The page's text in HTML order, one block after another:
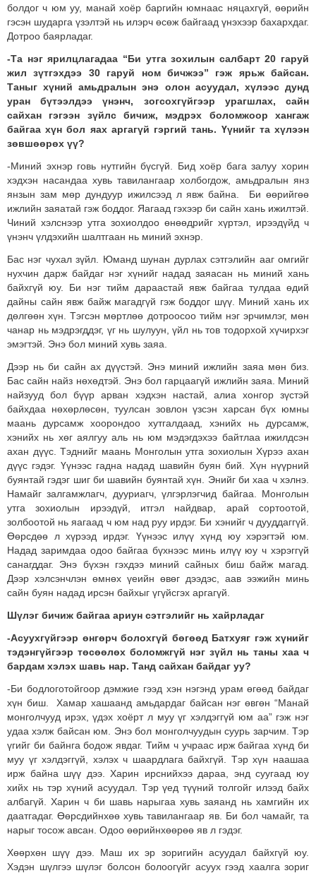
болдог ч юм уу, манай хоёр баргийн юмнаас няцахгүй, өөрийн
гэсэн шударга үзэлтэй нь илэрч өсөж байгаад үнэхээр бахархдаг.
Дотроо баярладаг.
-Та нэг ярилцлагадаа “Би утга зохилын салбарт 20 гаруй
жил зүтгэхдээ 30 гаруй ном бичжээ” гэж ярьж байсан.
Таныг хүний амьдралын энэ олон асуудал, хүлээс дунд
уран бүтээлдээ үнэнч, зогсохгүйгээр урагшлах, сайн
сайхан гэгээн зүйлс бичиж, мэдрэх боломжоор хангаж
байгаа хүн бол яах аргагүй гэргий тань. Үүнийг та хүлээн
зөвшөөрөх үү?
-Миний эхнэр говь нутгийн бүсгүй. Бид хоёр бага залуу хорин
хэдхэн насандаа хувь тавилангаар холбогдож, амьдралын янз
янзын зам мөр дундуур ижилсээд л явж байна. Би өөрийгөө
ижлийн заяатай гэж боддог. Яагаад гэхээр би сайн хань ижилтэй.
Чиний хэлснээр утга зохиолдоо өнөөдрийг хүртэл, ирээдүйд ч
үнэнч үлдэхийн шалтгаан нь миний эхнэр.
Бас нэг чухал зүйл. Юманд шунан дурлах сэтгэлийн ааг омгийг
нухчин дарж байдаг нэг хүнийг надад заяасан нь миний хань
байхгүй юу. Би нэг тийм дараастай явж байгаа тулдаа өдий
дайны сайн явж байж магадгүй гэж боддог шүү. Миний хань их
дөлгөөн хүн. Тэгсэн мөртлөө дотроосоо тийм нэг эрчимлэг, мөн
чанар нь мэдрэгддэг, үг нь шулуун, үйл нь тов тодорхой хүчирхэг
эмэгтэй. Энэ бол миний хувь заяа.
Дээр нь би сайн ах дүүстэй. Энэ миний ижлийн заяа мөн биз.
Бас сайн найз нөхөдтэй. Энэ бол гарцаагүй ижлийн заяа. Миний
найзууд бол бүүр арван хэдхэн настай, алиа хонгор зүстэй
байхдаа нөхөрлөсөн, туулсан зовлон үзсэн харсан бүх юмны
маань дурсамж хоорондоо хутгалдаад, хэнийх нь дурсамж,
хэнийх нь хөг аялгуу аль нь юм мэдэгдэхээ байтлаа ижилдсэн
ахан дүүс. Тэднийг маань Монголын утга зохиолын Хүрээ ахан
дүүс гэдэг. Үүнээс гадна надад шавийн буян бий. Хүн нүүрний
буянтай гэдэг шиг би шавийн буянтай хүн. Энийг би хаа ч хэлнэ.
Намайг залгамжлагч, дууриагч, үлгэрлэгчид байгаа. Монголын
утга зохиолын ирээдүй, итгэл найдвар, арай сортоотой,
золбоотой нь яагаад ч юм над руу ирдэг. Би хэнийг ч дууддаггүй.
Өөрсдөө л хүрээд ирдэг. Үүнээс илүү хүнд юу хэрэгтэй юм.
Надад заримдаа одоо байгаа бүхнээс минь илүү юу ч хэрэггүй
санагддаг. Энэ бүхэн гэхдээ миний сайных биш байж магад.
Дээр хэлсэнчлэн өмнөх үеийн өвөг дээдэс, аав ээжийн минь
сайн буян надад ирсэн байхыг үгүйсгэх аргагүй.
Шүлэг бичиж байгаа ариун сэтгэлийг нь хайрладаг
-Асуухгүйгээр өнгөрч болохгүй бөгөөд Батхуяг гэж хүнийг
тэдэнгүйгээр төсөөлөх боломжгүй нэг зүйл нь таны хаа ч
бардам хэлэх шавь нар. Танд сайхан байдаг уу?
-Би бодлоготойгоор дэмжие гээд хэн нэгэнд урам өгөөд байдаг
хүн биш. Хамар хашаанд амьдардаг байсан нэг өвгөн “Манай
монголчууд ирэх, үдэх хоёрт л муу үг хэлдэггүй юм аа” гэж нэг
удаа хэлж байсан юм. Энэ бол монголчуудын суурь зарчим. Тэр
үгийг би байнга бодож явдаг. Тийм ч учраас ирж байгаа хүнд би
муу үг хэлдэггүй, хэлэх ч шаардлага байхгүй. Тэр хүн наашаа
ирж байна шүү дээ. Харин ирснийхээ дараа, энд суугаад юу
хийх нь тэр хүний асуудал. Тэр үед түүний толгойг илээд байх
албагүй. Харин ч би шавь нарыгаа хувь заяанд нь хамгийн их
даатгадаг. Өөрсдийнхөө хувь тавилангаар яв. Би бол чамайг, та
нарыг тосож авсан. Одоо өөрийнхөөрөө яв л гэдэг.
Хөөрхөн шүү дээ. Маш их эр зоригийн асуудал байхгүй юу.
Хэдэн шүлгээ шүлэг болсон болоогүйг асуух гээд хаалга зориг